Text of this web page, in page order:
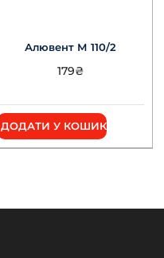
Алювент М 110/2
179₴
ДОДАТИ У КОШИК